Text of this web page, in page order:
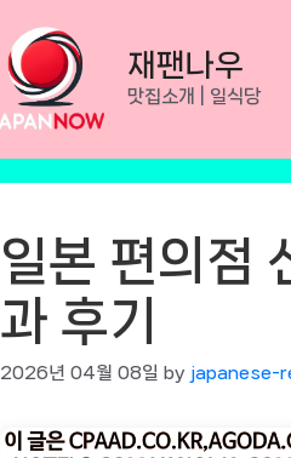
재팬나우
맛집소개 | 일식당
일본 편의점
과 후기
2026년 04월 08일 by japanese-